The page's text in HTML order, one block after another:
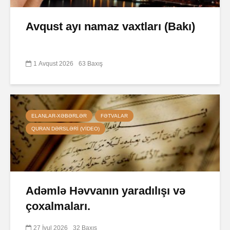
Avqust ayı namaz vaxtları (Bakı)
1 Avqust 2026 63 Baxış
ELANLAR-XƏBƏRLƏR FƏTVALAR
QURAN DƏRSLƏRI (VIDEO)
Adəmlə Həvvanın yaradılışı və
çoxalmaları.
27 İyul 2026 32 Baxış